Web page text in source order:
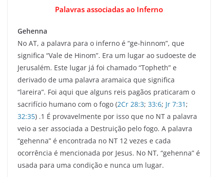
Palavras associadas ao Inferno
Gehenna
No AT, a palavra para o inferno é “ge-hinnom”, que
significa “Vale de Hinom”. Era um lugar ao sudoeste de
Jerusalém. Este lugar já foi chamado “Topheth” e
derivado de uma palavra aramaica que significa
“lareira”. Foi aqui que alguns reis pagãos praticaram o
sacrifício humano com o fogo (2Cr 28:3; 33:6; Jr 7:31;
32:35) .1 É provavelmente por isso que no NT a palavra
veio a ser associada a Destruição pelo fogo. A palavra
“gehenna” é encontrada no NT 12 vezes e cada
ocorrência é mencionada por Jesus. No NT, “gehenna” é
usada para uma condição e nunca um lugar.